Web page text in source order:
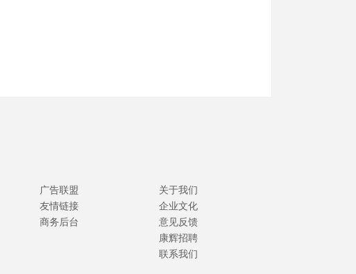
广告联盟
友情链接
商务后台
关于我们
企业文化
意见反馈
康辉招聘
联系我们